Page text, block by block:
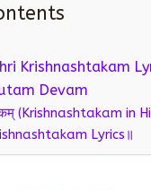
Krishnashtakam
Devam
(Krishnashtakam in
Lyrics॥